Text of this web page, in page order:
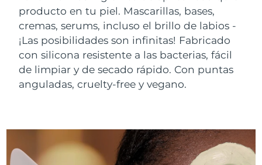
producto en tu piel. Mascarillas, bases,
cremas, serums, incluso el brillo de labios -
¡Las posibilidades son infinitas! Fabricado
con silicona resistente a las bacterias, fácil
de limpiar y de secado rápido. Con puntas
anguladas, cruelty-free y vegano.